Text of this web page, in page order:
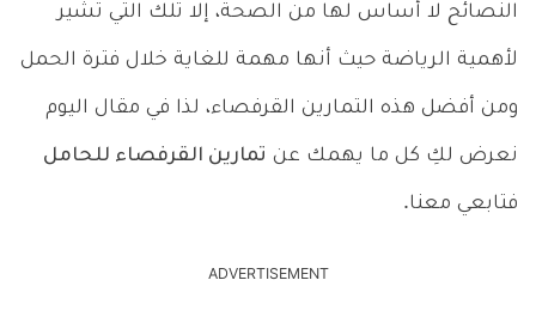
النصائح لا أساس لها من الصحة، إلا تلك التي تشير
لأهمية الرياضة حيث أنها مهمة للغاية خلال فترة الحمل
ومن أفضل هذه التمارين القرفصاء، لذا في مقال اليوم
نعرض لكِ كل ما يهمك عن تمارين القرفصاء للحامل
فتابعي معنا.
ADVERTISEMENT